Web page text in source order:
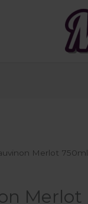
Merlot 750ml
Merlot